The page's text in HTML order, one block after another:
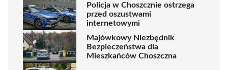
Policja w Choszcznie ostrzega
przed oszustwami
internetowymi
Majówkowy Niezbędnik
Bezpieczeństwa dla
Mieszkańców Choszczna